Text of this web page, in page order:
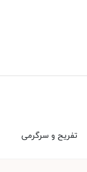
تفریح و سرگرمی